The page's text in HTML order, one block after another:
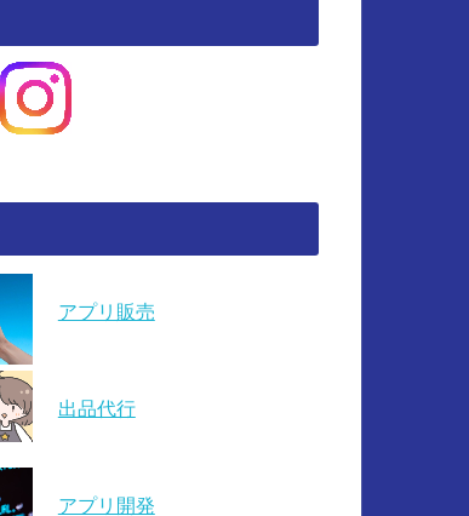
アプリ販売
出品代行
アプリ開発